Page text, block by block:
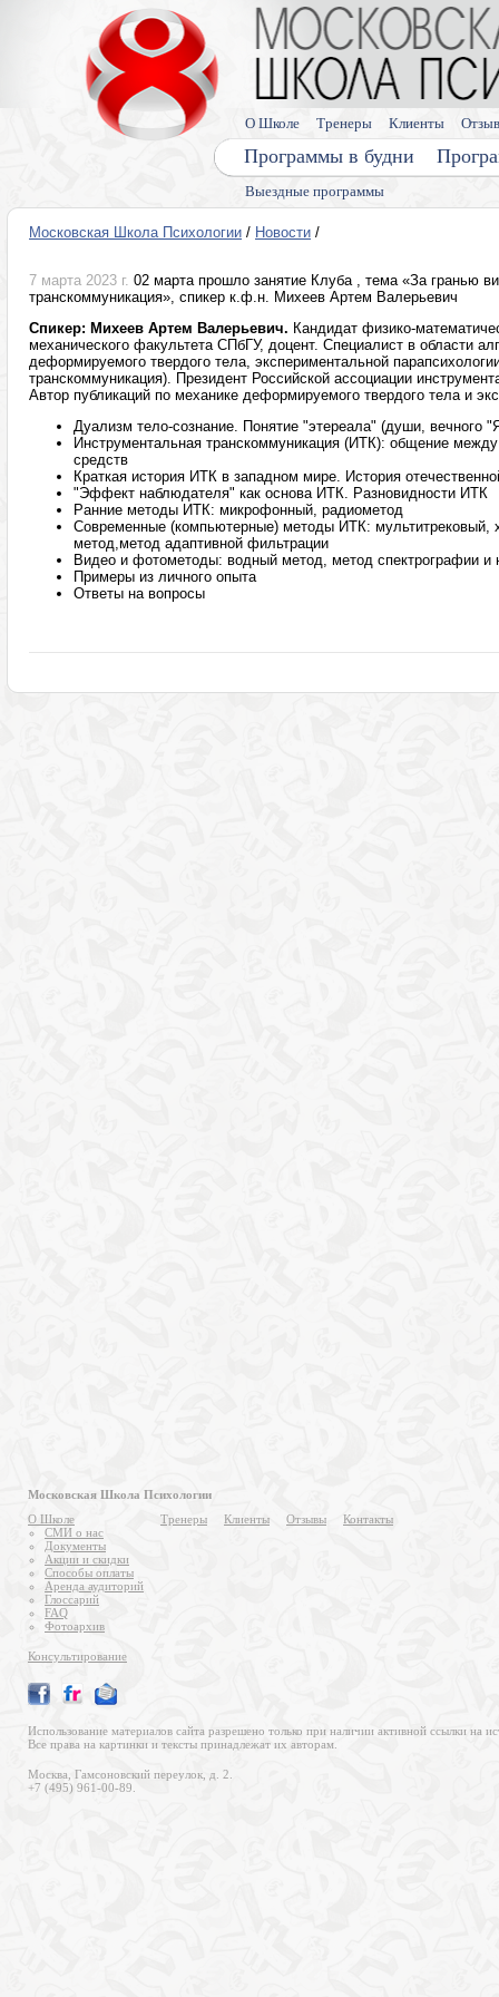
Выездные программы
Программы в будни
О Школе Тренеры Клиенты
Московская Школа Психологии / Новости /
7 марта 2023 г. 02 марта прошло занятие Клуба , тема «За гранью
транскоммуникация», спикер к.ф.н. Михеев Артем Валерьевич
Спикер: Михеев Артем Валерьевич. Кандидат физико-
механического факультета СПбГУ, доцент. Специалист в области
деформируемого твердого тела, экспериментальной
транскоммуникация). Президент Российской ассоциации
Автор публикаций по механике деформируемого твердого тела и
Дуализм тело-сознание. Понятие "этереала" (души, вечного
Инструментальная транскоммуникация (ИТК): общение
средств
Краткая история ИТК в западном мире. История
"Эффект наблюдателя" как основа ИТК. Разновидности ИТК
Ранние методы ИТК: микрофонный, радиометод
Современные (компьютерные) методы ИТК: мультитрековый,
метод,метод адаптивной фильтрации
Видео и фотометоды: водный метод, метод спектрографии и
Примеры из личного опыта
Ответы на вопросы
Московская Школа Психологии
О Школе
СМИ о нас
Документы
Акции и скидки
Способы оплаты
Аренда аудиторий
Глоссарий
FAQ
Фотоархив
Тренеры Клиенты Отзывы Контакты
Консультирование
Использование материалов сайта разрешено только при наличии активной ссылки на
Все права на картинки и тексты принадлежат их авторам.
Москва, Гамсоновский переулок, д. 2.
+7 (495) 961-00-89.